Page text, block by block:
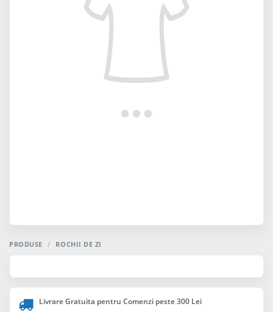
PRODUSE / ROCHII DE ZI
Livrare Gratuita pentru Comenzi peste 300 Lei